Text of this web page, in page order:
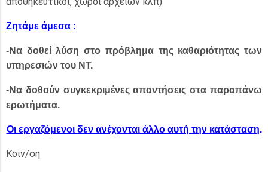
Ζητάμε άμεσα :
-Να δοθεί λύση στο πρόβλημα της καθαριότητας των
υπηρεσιών του ΝΤ.
-Να δοθούν συγκεκριμένες απαντήσεις στα παραπάνω
ερωτήματα.
Οι εργαζόμενοι δεν ανέχονται άλλο αυτή την κατάσταση.
Κοιν/ση